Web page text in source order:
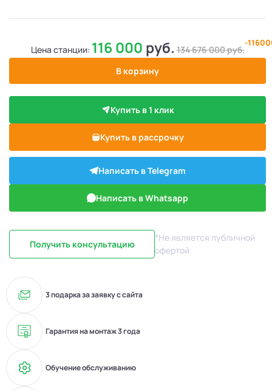
Цена станции: 116 000 руб. 134 676 000руб.
-
В корзину
Купить в 1 клик
Купить в рассрочку
Написать в Telegram
Написать в Whatsapp
Получить консультацию
*Не является публичной
офертой
3 подарка за заявку с сайта
Гарантия на монтаж 3 года
Обучение обслуживанию